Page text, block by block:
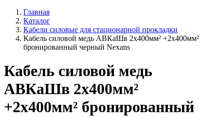
Главная
Каталог
Кабели силовые для стационарной прокладки
Кабель силовой медь АВКаШв 2x400мм² +2x400мм²
бронированный черный Nexans
Кабель силовой медь
АВКаШв 2x400мм²
+2x400мм² бронированный